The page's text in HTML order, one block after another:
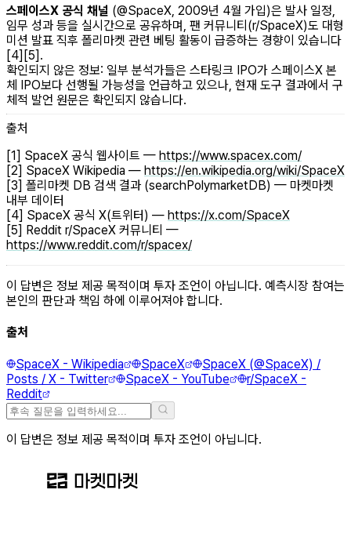
스페이스X 공식 채널 (@SpaceX, 2009년 4월 가입)은 발사 일정,
임무 성과 등을 실시간으로 공유하며, 팬 커뮤니티(r/SpaceX)도 대형
미션 발표 직후 폴리마켓 관련 베팅 활동이 급증하는 경향이 있습니다
[4][5].
확인되지 않은 정보: 일부 분석가들은 스타링크 IPO가 스페이스X 본
체 IPO보다 선행될 가능성을 언급하고 있으나, 현재 도구 결과에서 구
체적 발언 원문은 확인되지 않습니다.
출처
[1] SpaceX 공식 웹사이트 — https://www.spacex.com/
[2] SpaceX Wikipedia — https://en.wikipedia.org/wiki/SpaceX
[3] 폴리마켓 DB 검색 결과 (searchPolymarketDB) — 마켓마켓
내부 데이터
[4] SpaceX 공식 X(트위터) — https://x.com/SpaceX
[5] Reddit r/SpaceX 커뮤니티 —
https://www.reddit.com/r/spacex/
이 답변은 정보 제공 목적이며 투자 조언이 아닙니다. 예측시장 참여는
본인의 판단과 책임 하에 이루어져야 합니다.
출처
SpaceX - Wikipedia SpaceX
SpaceX (@SpaceX) /
Posts / X - Twitter
SpaceX - YouTube
r/SpaceX -
Reddit
이 답변은 정보 제공 목적이며 투자 조언이 아닙니다.